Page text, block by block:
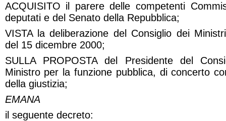
ACQUISITO il parere delle competenti
deputati e del Senato della Repubblica;
VISTA la deliberazione del Consiglio dei
del 15 dicembre 2000;
SULLA PROPOSTA del Presidente del
Ministro per la funzione pubblica, di concerto
della giustizia;
EMANA
il seguente decreto: